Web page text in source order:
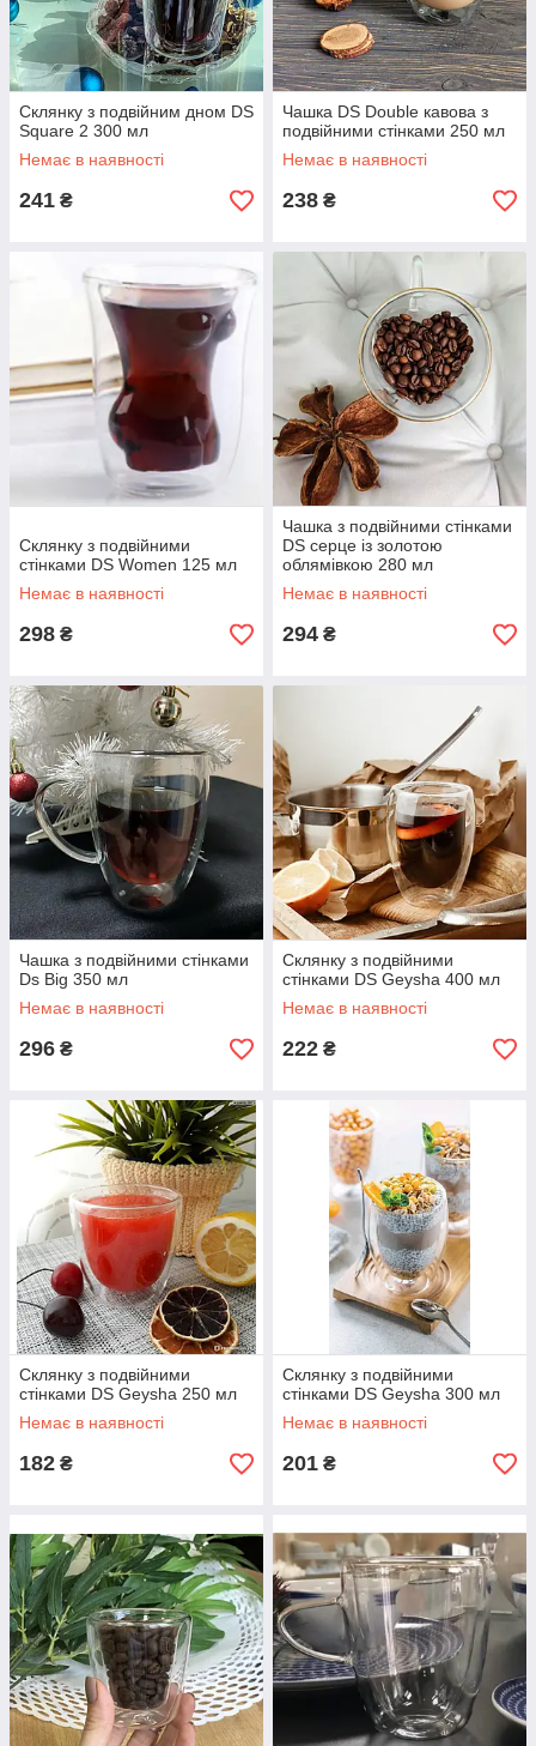
Склянку з подвійним дном DS
Square 2 300 мл
Немає в наявності
241 ₴
Чашка DS Double кавова з
подвійними стінками 250 мл
Немає в наявності
238 ₴
Склянку з подвійними
стінками DS Women 125 мл
Немає в наявності
298 ₴
Чашка з подвійними стінками
DS серце із золотою
облямівкою 280 мл
Немає в наявності
294 ₴
Чашка з подвійними стінками
Ds Big 350 мл
Немає в наявності
296 ₴
Склянку з подвійними
стінками DS Geysha 400 мл
Немає в наявності
222 ₴
Склянку з подвійними
стінками DS Geysha 250 мл
Немає в наявності
182 ₴
Склянку з подвійними
стінками DS Geysha 300 мл
Немає в наявності
201 ₴